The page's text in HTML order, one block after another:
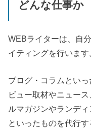
どんな仕事か
WEBライターは、自
イティングを行います
ブログ・コラムとい
ビュー取材やニュース
ルマガジンやランデ
といったものを代行す